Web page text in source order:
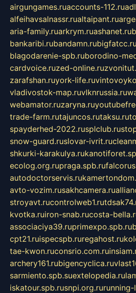
airgungames.ruaccounts-112.ru
alfeihavsalnassr.rualtaipant.ru
aria-family.ruarkrym.ruashanet.ru
bankaribi.rubandamn.rubigfatcc.ru
blagodarenie-spb.ruborodino-
cardvoice.ruzed-online.ru
zarafshan.ruyork-life.ru
vladivostok-map.ruvlknrussia.ru
webamator.ruzaryna.ru
trade-farm.rutajuncos.rutaksu.ru
spayderhed-2022.rusplclub.ru
snow-guard.ruslovar-ivrit.ru
shkurki-karakulya.ru
ecolog.org.rupraga.spb.ru
autodoctorservis.ru
avto-vozim.rusakhcamera.ru
stroyavt.rucontrolweb1.ru
kvotka.ruiron-snab.rucosta-
associaciya39.ruprimexpo.spb.ru
cpt21.ruispecspb.ruregahost.ru
tae-kwon.ruconsrio.com.ru
archery161.rubigencyclica.ru
sarmiento.spb.suextelopedia.ru
iskatour.spb.rusnpi.org.rurunning-